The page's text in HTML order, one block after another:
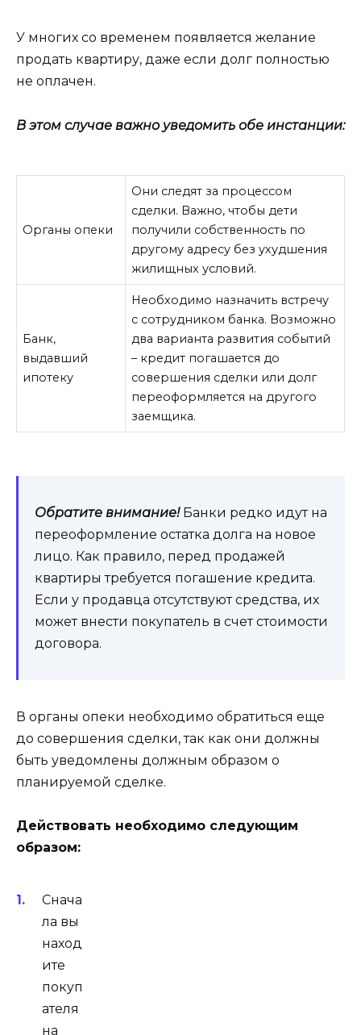
У многих со временем появляется желание
продать квартиру, даже если долг полностью
не оплачен.
В этом случае важно уведомить обе инстанции:
Органы опеки
Они следят за процессом
сделки. Важно, чтобы дети
получили собственность по
другому адресу без ухудшения
жилищных условий.
Банк,
выдавший
ипотеку
Необходимо назначить встречу
с сотрудником банка. Возможно
два варианта развития событий
– кредит погашается до
совершения сделки или долг
переоформляется на другого
заемщика.
Обратите внимание!Банки редко идут на
переоформление остатка долга на новое
лицо. Как правило, перед продажей
квартиры требуется погашение кредита.
Если у продавца отсутствуют средства, их
может внести покупатель в счет стоимости
договора.
В органы опеки необходимо обратиться еще
до совершения сделки, так как они должны
быть уведомлены должным образом о
планируемой сделке.
Действовать необходимо следующим
образом:
Снача
ла вы
наход
ите
покуп
ателя
на